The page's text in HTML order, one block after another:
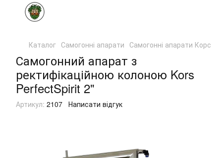
Каталог Самогонні апарати Самогонні апарати Корс
Самогонний апарат з
ректифікаційною колоною Kors
PerfectSpirit 2"
Артикул: 2107 Написати відгук